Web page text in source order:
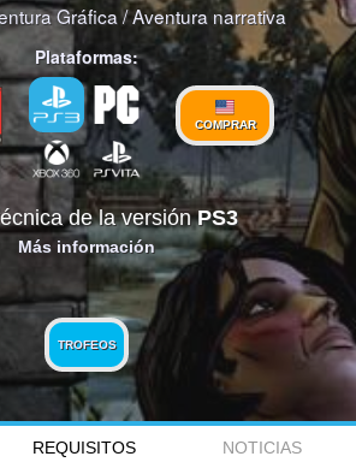
Gráfica/Aventura narrativa
Plataformas:
COMPRAR
de la versiónPS3
Más información
TROFEOS
REQUISITOS
NOTICIAS